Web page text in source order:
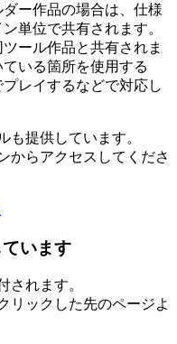
ー作品の場合は、仕様
単位で共有されます。
ール作品と共有されま
いる箇所を使用する
レイするなどで対応し
も提供しています。
からアクセスしてくださ
います
されます。
リックした先のページよ